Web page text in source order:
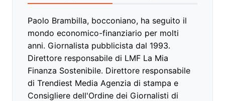
Paolo Brambilla, bocconiano, ha seguito il
mondo economico-finanziario per molti
anni. Giornalista pubblicista dal 1993.
Direttore responsabile di LMF La Mia
Finanza Sostenibile. Direttore responsabile
di Trendiest Media Agenzia di stampa e
Consigliere dell'Ordine dei Giornalisti di